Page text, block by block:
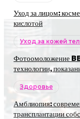
Уход за лицом:
кислотой
Уход за кожей
Фотоомоложение
технологии,
Здоровье
Амблиопия:
трансплантации